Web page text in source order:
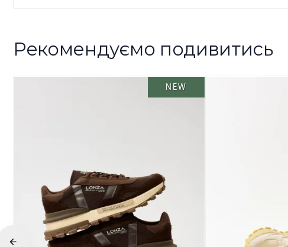
Рекомендуємо подивитись
NEW